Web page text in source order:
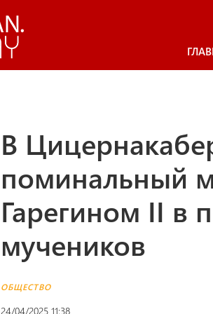
В
поминальный
Гарегином II в
мучеников
ОБЩЕСТВО
24/04/2025 11:38